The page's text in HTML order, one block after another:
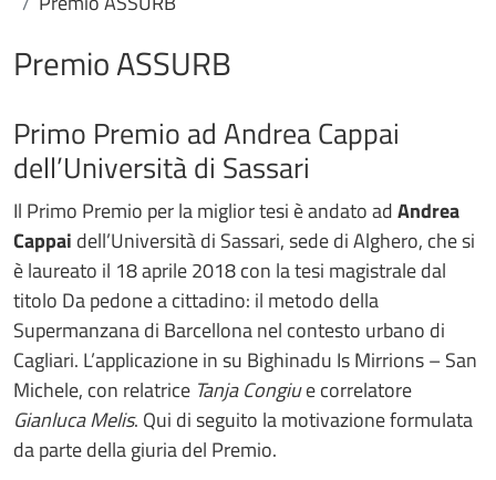
Premio ASSURB
Primo Premio ad Andrea Cappai
dell’Università di Sassari
Il Primo Premio per la miglior tesi è andato adAndrea
Cappai dell’Università di Sassari, sede di Alghero, che si
è laureato il 18 aprile 2018 con la tesi magistrale dal
titolo Da pedone a cittadino: il metodo della
Supermanzana di Barcellona nel contesto urbano di
Cagliari. L’applicazione in su Bighinadu Is Mirrions – San
Michele, con relatrice Tanja Congiue correlatore
Gianluca Melis. Qui di seguito la motivazione formulata
da parte della giuria del Premio.